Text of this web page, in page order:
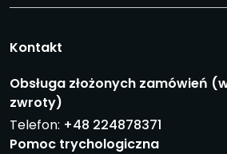
Kontakt
Obsługa złożonych zamówień
zwroty)
Telefon: +48 224878371
Pomoc trychologiczna